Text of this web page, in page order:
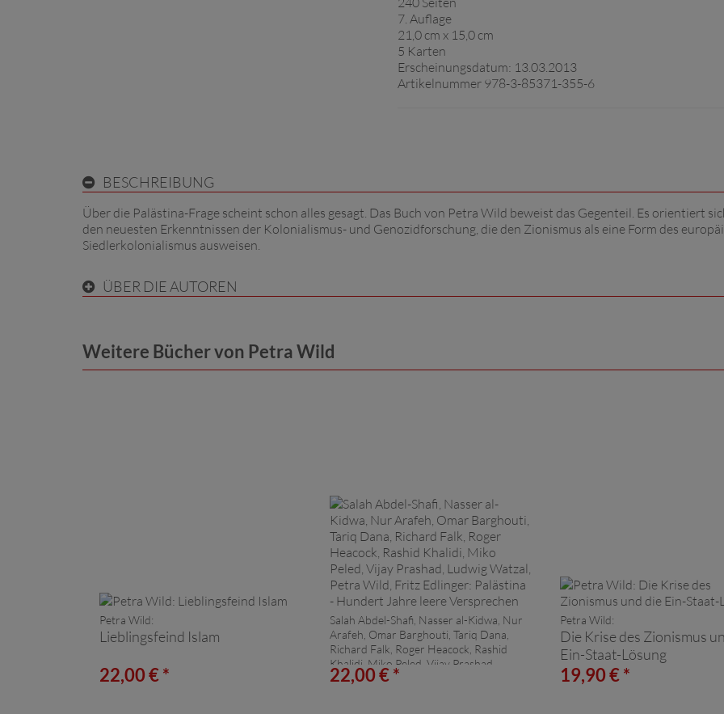
7. Auflage
21,0 cm x 15,0 cm
5 Karten
Erscheinungsdatum: 13.03.2013
Artikelnummer 978-3-85371-355-6
BESCHREIBUNG
Über die Palästina-Frage scheint schon alles gesagt. Das Buch von Petra Wild beweist das Gegenteil. Es orientiert
den neuesten Erkenntnissen der Kolonialismus- und Genozidforschung, die den Zionismus als eine Form des
Siedlerkolonialismus ausweisen.
ÜBER DIE AUTOREN
Weitere Bücher von Petra Wild
Petra Wild:
Lieblingsfeind Islam
22,00 € *
Salah Abdel-Shafi, Nasser al-Kidwa, Nur
Arafeh, Omar Barghouti, Tariq Dana,
Richard Falk, Roger Heacock, Rashid
Khalidi, Miko Peled, Vijay Prashad,
Ludwig Watzal, Petra Wild, Fritz Edlinger:
22,00 € *
Petra Wild:
Die Krise des Zionismus
Ein-Staat-Lösung
19,90 € *